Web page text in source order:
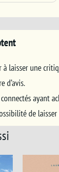
Tome
-
Dunes
à laisser une
d’avis.
ayant
de laisser